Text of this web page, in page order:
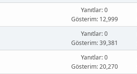
Yanıtlar: 0
Gösterim: 12,999
Yanıtlar: 0
Gösterim: 39,381
Yanıtlar: 0
Gösterim: 20,270